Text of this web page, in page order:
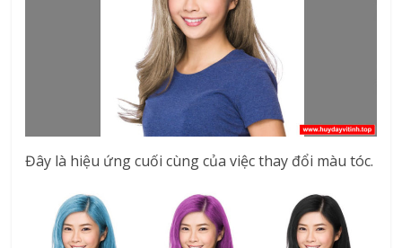
Đây là hiệu ứng cuối cùng của việc thay đổi màu tóc.